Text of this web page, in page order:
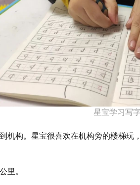
星宝学习写
机构。星宝很喜欢在机构旁的楼梯
里。